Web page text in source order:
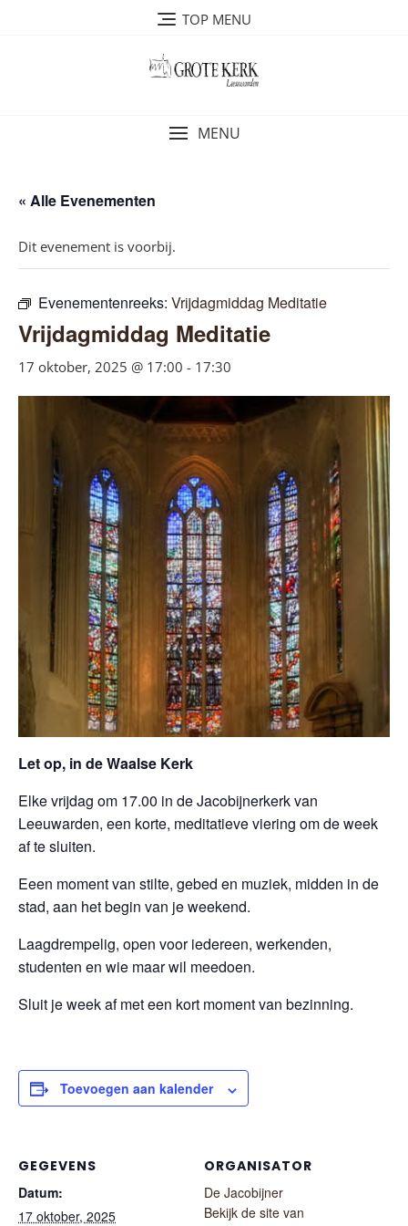
TOP MENU
MENU
« Alle Evenementen
Dit evenement is voorbij.
Evenementenreeks: Vrijdagmiddag Meditatie
Vrijdagmiddag Meditatie
17 oktober, 2025 @ 17:00 - 17:30
Let op, in de Waalse Kerk
Elke vrijdag om 17.00 in de Jacobijnerkerk van
Leeuwarden, een korte, meditatieve viering om de week
af te sluiten.
Eeen moment van stilte, gebed en muziek, midden in de
stad, aan het begin van je weekend.
Laagdrempelig, open voor iedereen, werkenden,
studenten en wie maar wil meedoen.
Sluit je week af met een kort moment van bezinning.
Toevoegen aan kalender
GEGEVENS
Datum:
17 oktober, 2025
ORGANISATOR
De Jacobijner
Bekijk de site van